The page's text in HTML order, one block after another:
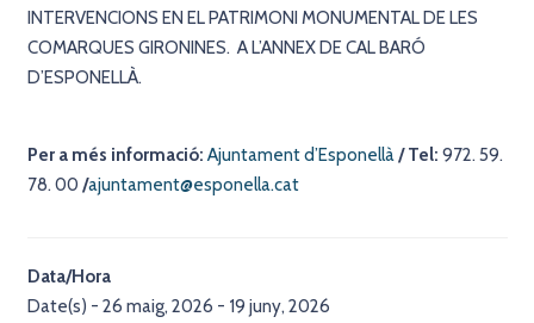
INTERVENCIONS EN EL PATRIMONI MONUMENTAL DE LES
COMARQUES GIRONINES. A L’ANNEX DE CAL BARÓ
D’ESPONELLÀ.
Per a més informació: Ajuntament d’Esponellà/ Tel: 972. 59.
78. 00 /ajuntament@esponella.cat
Data/Hora
Date(s) - 26 maig, 2026 - 19 juny, 2026